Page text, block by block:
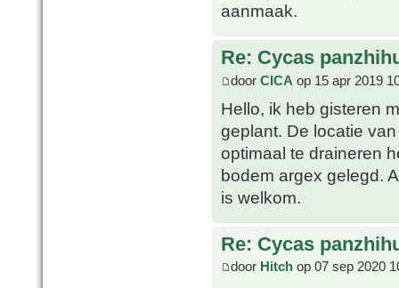
aanmaak.
Re: Cycas
door CICA op 15 apr 2019
Hello, ik heb gisteren
geplant. De locatie
optimaal te draineren
bodem argex gelegd.
is welkom.
Re: Cycas
door Hitch op 07 sep 2020